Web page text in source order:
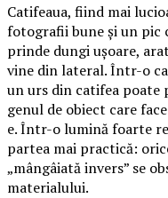
Catifeaua, fiind mai
fotografii bune și un pic
prinde dungi ușoare,
vine din lateral. Într-o
un urs din catifea poate
genul de obiect care
e. Într-o lumină foarte
partea mai practică:
„mângâiată invers” se
materialului.